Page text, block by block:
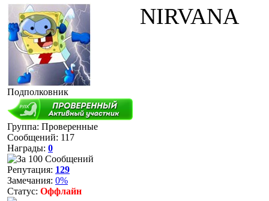
Подполковник
Группа: Проверенные
Сообщений: 117
Награды: 0
Репутация: 129
Замечания: 0%
Статус: Оффлайн
NIRVANA